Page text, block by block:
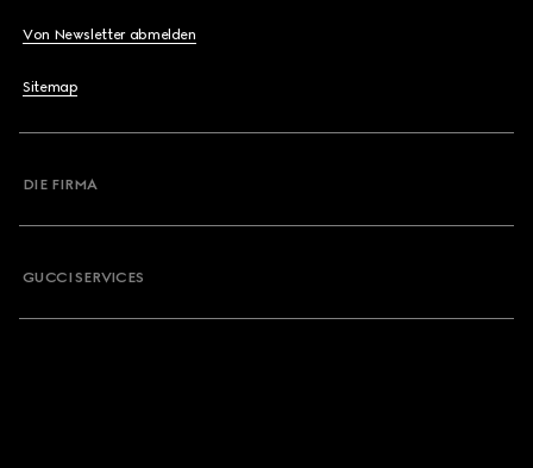
Von Newsletter abmelden
Sitemap
DIE FIRMA
GUCCI SERVICES